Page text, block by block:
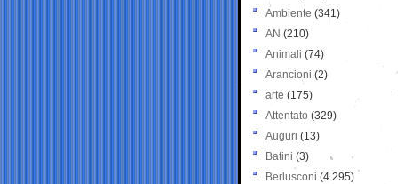
Ambiente (341)
AN (210)
Animali (74)
Arancioni (2)
arte (175)
Attentato (329)
Auguri (13)
Batini (3)
Berlusconi (4.295)